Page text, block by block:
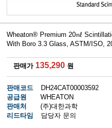
Wheaton® Premium 20㎖
With Boro 3.3 Glass, ASTM/ISO,
판매가 135,290 원
판매코드
DH24CAT00003592
공급원
WHEATON
판매처
(주)대한과학
리드타임
담당자 문의